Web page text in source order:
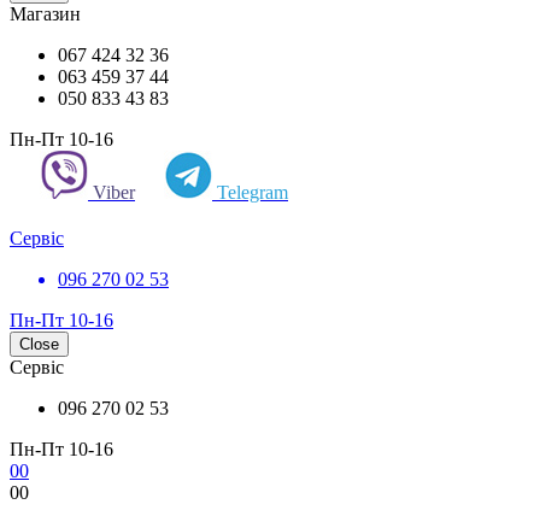
Магазин
067 424 32 36
063 459 37 44
050 833 43 83
Пн-Пт 10-16
Viber Telegram
Сервіс
096 270 02 53
Пн-Пт 10-16
Close
Сервіс
096 270 02 53
Пн-Пт 10-16
00
00